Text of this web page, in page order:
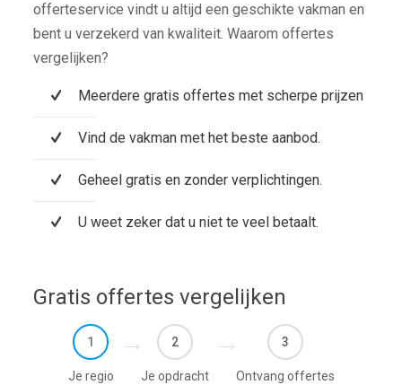
offerteservice vindt u altijd een geschikte vakman en
bent u verzekerd van kwaliteit. Waarom offertes
vergelijken?
Meerdere gratis offertes met scherpe prijzen
Vind de vakman met het beste aanbod.
Geheel gratis en zonder verplichtingen.
U weet zeker dat u niet te veel betaalt.
Gratis offertes vergelijken
1
Je regio
2
Je opdracht
3
Ontvang offertes